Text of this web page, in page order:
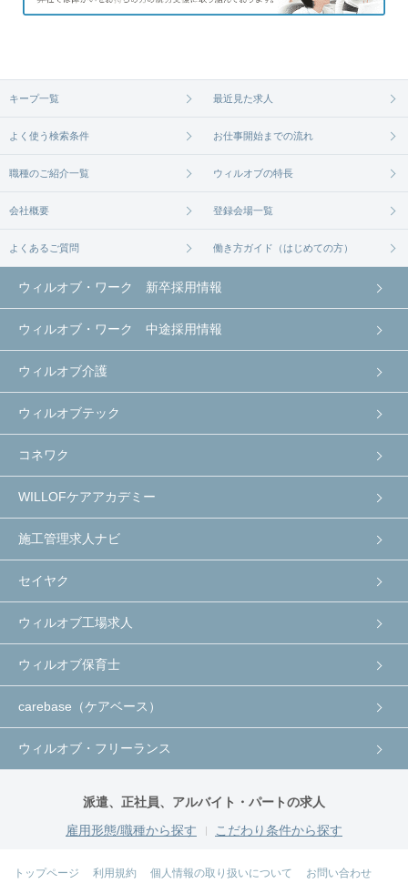
キープ一覧 最近見た求人
よく使う検索条件 お仕事開始までの流れ
職種のご紹介一覧 ウィルオブの特長
会社概要 登録会場一覧
よくあるご質問 働き方ガイド（はじめての方）
ウィルオブ・ワーク 新卒採用情報
ウィルオブ・ワーク 中途採用情報
ウィルオブ介護
ウィルオブテック
コネワク
WILLOFケアアカデミー
施工管理求人ナビ
セイヤク
ウィルオブ工場求人
ウィルオブ保育士
carebase（ケアベース）
ウィルオブ・フリーランス
派遣、正社員、アルバイト・パートの求人
雇用形態/職種から探す
こだわり条件から探す
トップページ 利用規約 個人情報の取り扱いについて お問い合わせ